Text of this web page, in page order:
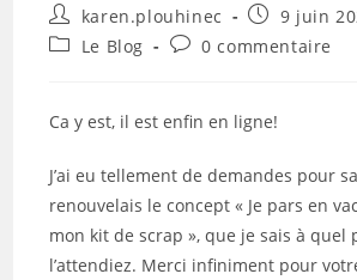
Auteur/autrice
de
la
karen.plouhinec
Publication
publiée :
9 juin
PostLe Blog
Commentaires
publication :
0 commentaire
Ca y est, il est enfin en ligne!
J’ai eu tellement de demandes pour
renouvelais le concept « Je pars en
mon kit de scrap », que je sais à quel
l’attendiez. Merci infiniment pour